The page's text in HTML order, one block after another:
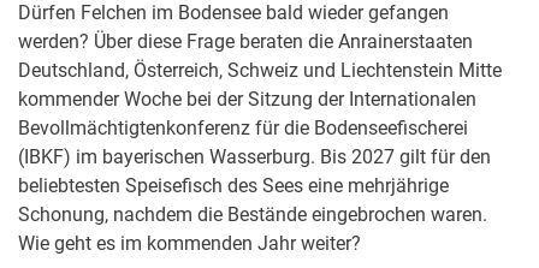
Dürfen Felchen im Bodensee bald wieder gefangen
werden? Über diese Frage beraten die Anrainerstaaten
Deutschland, Österreich, Schweiz und Liechtenstein Mitte
kommender Woche bei der Sitzung der Internationalen
Bevollmächtigtenkonferenz für die Bodenseefischerei
(IBKF) im bayerischen Wasserburg. Bis 2027 gilt für den
beliebtesten Speisefisch des Sees eine mehrjährige
Schonung, nachdem die Bestände eingebrochen waren.
Wie geht es im kommenden Jahr weiter?